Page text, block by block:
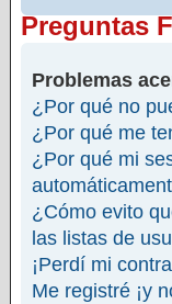
Preguntas
Problemas
¿Por qué no
¿Por qué me
¿Por qué mi
¿Cómo evito
las listas de
¡Perdí mi
Me registré ¡y